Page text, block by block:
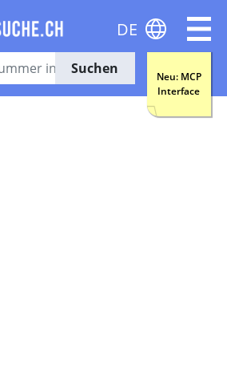
Suchen
Neu: MCP
Interface
DE